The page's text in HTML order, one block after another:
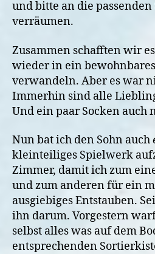
und bitte an die passenden
verräumen.
Zusammen schafften wir
wieder in ein
verwandeln. Aber es war
Immerhin sind alle
Und ein paar Socken auch
Nun bat ich den Sohn auch
kleinteiliges Spielwerk
Zimmer, damit ich zum
und zum anderen für ein
ausgiebiges Entstauben.
ihn darum. Vorgestern
selbst alles was auf dem
entsprechenden